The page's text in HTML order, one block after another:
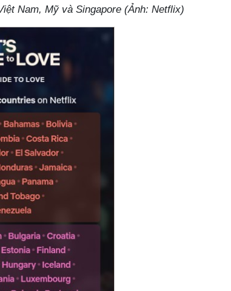
Nam, Mỹ và Singapore (Ảnh: Netflix)